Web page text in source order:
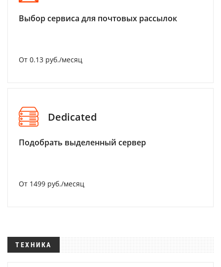
Выбор сервиса для почтовых рассылок
От 0.13 руб./месяц
Dedicated
Подобрать выделенный сервер
От 1499 руб./месяц
ТЕХНИКА